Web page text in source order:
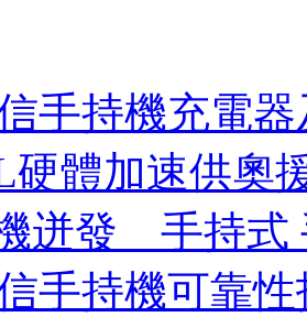
手持機充電
硬體加速供
迸發 手持式
手持機可靠